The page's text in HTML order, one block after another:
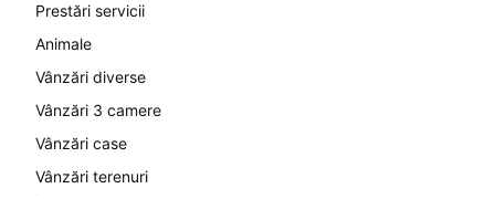
Prestări servicii
Animale
Vânzări diverse
Vânzări 3 camere
Vânzări case
Vânzări terenuri